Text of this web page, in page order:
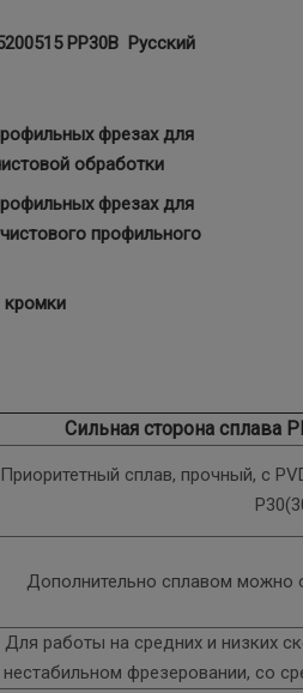
PP30B Русский
фрезах для
обработки
фрезах для
профильного
Сильная сторона сплава
Приоритетный сплав, прочный, с
Дополнительно сплавом можно
Для работы на средних и низких
нестабильном фрезеровании, со